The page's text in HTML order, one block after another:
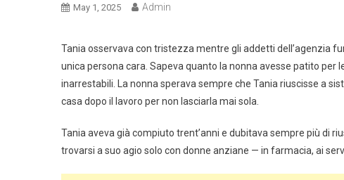
May 1, 2025 Admin
Tania osservava con tristezza mentre gli addetti dell’agenzia
unica persona cara. Sapeva quanto la nonna avesse patito per
inarrestabili. La nonna sperava sempre che Tania riuscisse a
casa dopo il lavoro per non lasciarla mai sola.
Tania aveva già compiuto trent’anni e dubitava sempre più di
trovarsi a suo agio solo con donne anziane — in farmacia, ai